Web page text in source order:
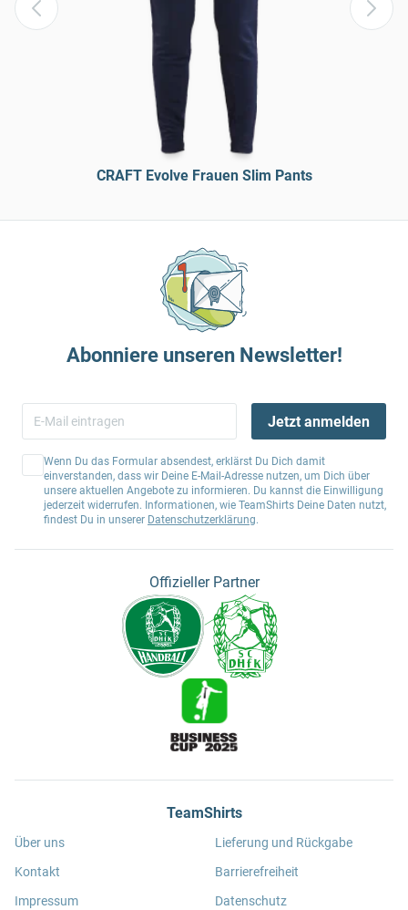
CRAFT Evolve Frauen Slim Pants
Abonniere unseren Newsletter!
Jetzt anmelden
Wenn Du das Formular absendest, erklärst Du Dich damit
einverstanden, dass wir Deine E-Mail-Adresse nutzen, um Dich über
unsere aktuellen Angebote zu informieren. Du kannst die Einwilligung
jederzeit widerrufen. Informationen, wie TeamShirts Deine Daten nutzt,
findest Du in unserer Datenschutzerklärung.
Offizieller Partner
TeamShirts
Über uns
Kontakt
Impressum
Lieferung und Rückgabe
Barrierefreiheit
Datenschutz